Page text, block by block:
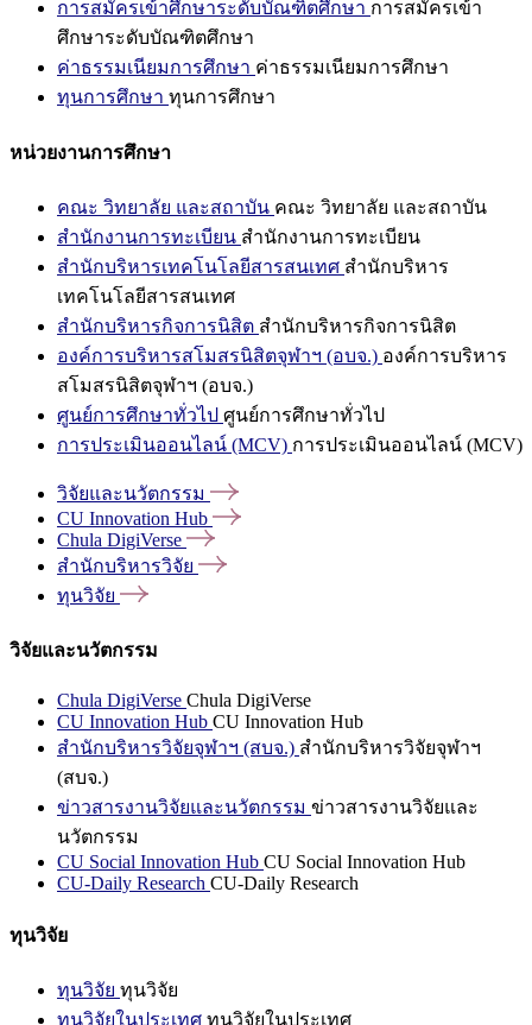
การสมัครเข้าศึกษาระดับบัณฑิตศึกษา การสมัครเข้า
ศึกษาระดับบัณฑิตศึกษา
ค่าธรรมเนียมการศึกษา ค่าธรรมเนียมการศึกษา
ทุนการศึกษา ทุนการศึกษา
หน่วยงานการศึกษา
คณะ วิทยาลัย และสถาบัน คณะ วิทยาลัย และสถาบัน
สำนักงานการทะเบียน สำนักงานการทะเบียน
สำนักบริหารเทคโนโลยีสารสนเทศ สำนักบริหาร
เทคโนโลยีสารสนเทศ
สำนักบริหารกิจการนิสิต สำนักบริหารกิจการนิสิต
องค์การบริหารสโมสรนิสิตจุฬาฯ (อบจ.) องค์การบริหาร
สโมสรนิสิตจุฬาฯ (อบจ.)
ศูนย์การศึกษาทั่วไป ศูนย์การศึกษาทั่วไป
การประเมินออนไลน์ (MCV) การประเมินออนไลน์ (MCV)
วิจัยและนวัตกรรม
CU Innovation Hub
Chula DigiVerse
สำนักบริหารวิจัย
ทุนวิจัย
วิจัยและนวัตกรรม
Chula DigiVerse Chula DigiVerse
CU Innovation Hub CU Innovation Hub
สำนักบริหารวิจัยจุฬาฯ (สบจ.) สำนักบริหารวิจัยจุฬาฯ
(สบจ.)
ข่าวสารงานวิจัยและนวัตกรรม ข่าวสารงานวิจัยและ
นวัตกรรม
CU Social Innovation Hub CU Social Innovation Hub
CU-Daily Research CU-Daily Research
ทุนวิจัย
ทุนวิจัย ทุนวิจัย
ทุนวิจัยในประเทศ ทุนวิจัยในประเทศ